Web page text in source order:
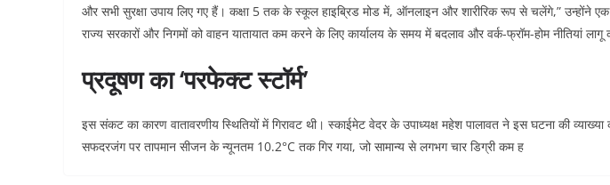
और सभी सुरक्षा उपाय लिए गए हैं। कक्षा 5 तक के स्कूल हाइब्रिड मोड में, ऑनलाइन और शारीरिक रूप से चलेंगे,” उन्होंने
राज्य सरकारों और निगमों को वाहन यातायात कम करने के लिए कार्यालय के समय में बदलाव और वर्क-फ्रॉम-होम नीतियां
प्रदूषण का ‘परफेक्ट स्टॉर्म’
इस संकट का कारण वातावरणीय स्थितियों में गिरावट थी। स्काईमेट वेदर के उपाध्यक्ष महेश पालावत ने इस घटना की
सफदरजंग पर तापमान सीजन के न्यूनतम 10.2°C तक गिर गया, जो सामान्य से लगभग चार डिग्री कम ह